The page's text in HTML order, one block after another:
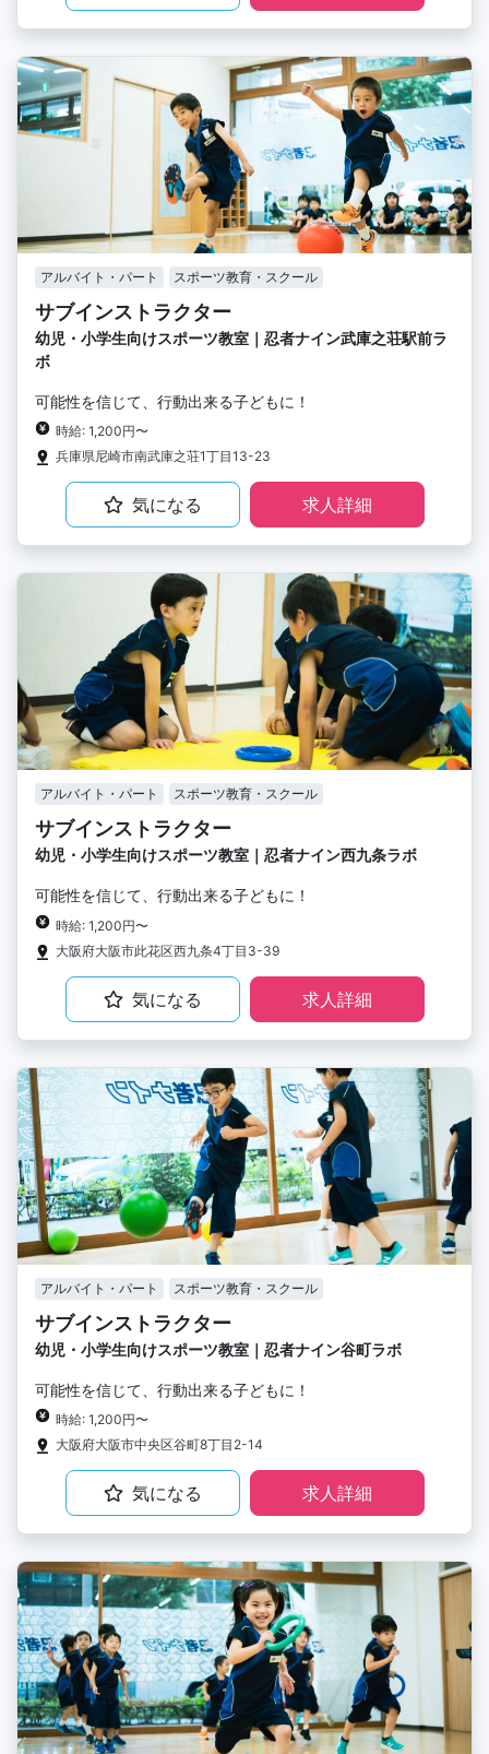
アルバイト・パート スポーツ教育・スクール
サブインストラクター
幼児・小学生向けスポーツ教室｜忍者ナイン武庫之荘駅前ラ
ボ
可能性を信じて、行動出来る子どもに！
時給: 1,200円〜
兵庫県尼崎市南武庫之荘1丁目13-23
気になる 求人詳細
アルバイト・パート スポーツ教育・スクール
サブインストラクター
幼児・小学生向けスポーツ教室｜忍者ナイン西九条ラボ
可能性を信じて、行動出来る子どもに！
時給: 1,200円〜
大阪府大阪市此花区西九条4丁目3-39
気になる 求人詳細
アルバイト・パート スポーツ教育・スクール
サブインストラクター
幼児・小学生向けスポーツ教室｜忍者ナイン谷町ラボ
可能性を信じて、行動出来る子どもに！
時給: 1,200円〜
大阪府大阪市中央区谷町8丁目2-14
気になる 求人詳細